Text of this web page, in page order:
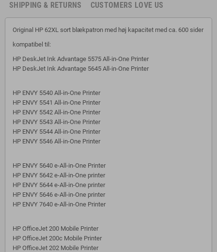
SHIPPING & RETURNS
CUSTOMERS LOVE US
Original HP 62XL sort blækpatron med høj kapacitet med ca. 600 sider
kompatibel til:
HP DeskJet Ink Advantage 5575 All-in-One Printer
HP DeskJet Ink Advantage 5645 All-in-One Printer
HP ENVY 5540 All-in-One Printer
HP ENVY 5541 All-in-One Printer
HP ENVY 5542 All-in-One Printer
HP ENVY 5543 All-in-One Printer
HP ENVY 5544 All-in-One Printer
HP ENVY 5546 All-in-One Printer
HP ENVY 5640 e-All-in-One Printer
HP ENVY 5642 e-All-in-One printer
HP ENVY 5644 e-All-in-One printer
HP ENVY 5646 e-All-in-One printer
HP ENVY 7640 e-All-in-One Printer
HP OfficeJet 200 Mobile Printer
HP OfficeJet 200c Mobile Printer
HP OfficeJet 202 Mobile Printer